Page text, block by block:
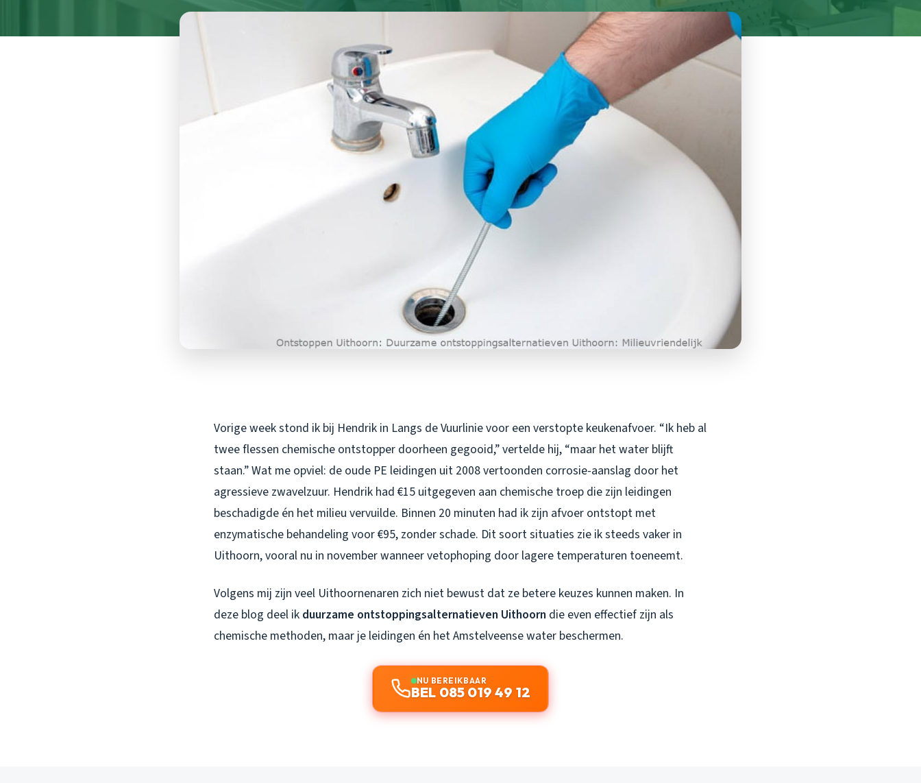
Vorige week stond ik bij Hendrik in Langs de Vuurlinie voor een verstopte keukenafvoer. “Ik heb al
twee flessen chemische ontstopper doorheen gegooid,” vertelde hij, “maar het water blijft
staan.” Wat me opviel: de oude PE leidingen uit 2008 vertoonden corrosie-aanslag door het
agressieve zwavelzuur. Hendrik had €15 uitgegeven aan chemische troep die zijn leidingen
beschadigde én het milieu vervuilde. Binnen 20 minuten had ik zijn afvoer ontstopt met
enzymatische behandeling voor €95, zonder schade. Dit soort situaties zie ik steeds vaker in
Uithoorn, vooral nu in november wanneer vetophoping door lagere temperaturen toeneemt.
Volgens mij zijn veel Uithoornenaren zich niet bewust dat ze betere keuzes kunnen maken. In
deze blog deel ik duurzame ontstoppingsalternatieven Uithoorn die even effectief zijn als
chemische methoden, maar je leidingen én het Amstelveense water beschermen.
NU BEREIKBAAR
BEL 085 019 49 12